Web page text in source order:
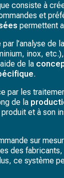
consiste à
et
permettent
l’analyse de
inox,
de la
.
par les
de la
produit et à son
sur
des
ce système